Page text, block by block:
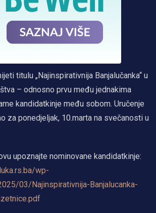
titulu „Najinspirativnija Banjalučanka“ u
– odnosno prvu među jednakima
kandidatkinje među sobom. Uručenje
za ponedjeljak, 10.marta na svečanosti u
upoznajte nominovane kandidatkinje:
wp-
03/Najinspirativnija-Banjalucanka-